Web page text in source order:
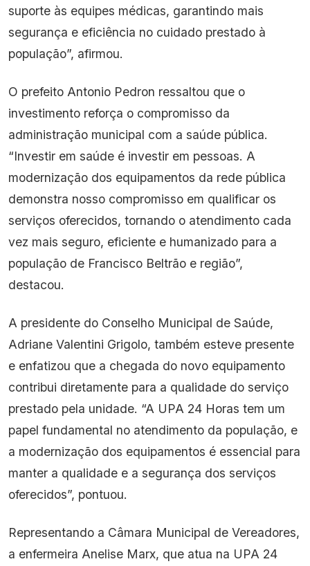
suporte às equipes médicas, garantindo mais
segurança e eficiência no cuidado prestado à
população”, afirmou.
O prefeito Antonio Pedron ressaltou que o
investimento reforça o compromisso da
administração municipal com a saúde pública.
“Investir em saúde é investir em pessoas. A
modernização dos equipamentos da rede pública
demonstra nosso compromisso em qualificar os
serviços oferecidos, tornando o atendimento cada
vez mais seguro, eficiente e humanizado para a
população de Francisco Beltrão e região”,
destacou.
A presidente do Conselho Municipal de Saúde,
Adriane Valentini Grigolo, também esteve presente
e enfatizou que a chegada do novo equipamento
contribui diretamente para a qualidade do serviço
prestado pela unidade. “A UPA 24 Horas tem um
papel fundamental no atendimento da população, e
a modernização dos equipamentos é essencial para
manter a qualidade e a segurança dos serviços
oferecidos”, pontuou.
Representando a Câmara Municipal de Vereadores,
a enfermeira Anelise Marx, que atua na UPA 24